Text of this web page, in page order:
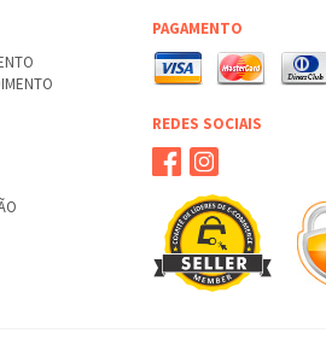
PAGAMENTO
REDES SOCIAIS